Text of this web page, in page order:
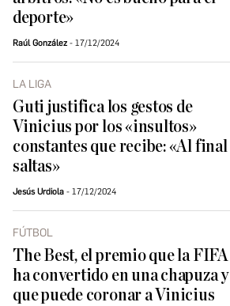
deporte»
Raúl González 17/12/2024
LA LIGA
Guti justifica los gestos de
Vinicius por los «insultos»
constantes que recibe: «Al final
saltas»
Jesús Urdiola 17/12/2024
FÚTBOL
The Best, el premio que la FIFA
ha convertido en una chapuza y
que puede coronar a Vinicius